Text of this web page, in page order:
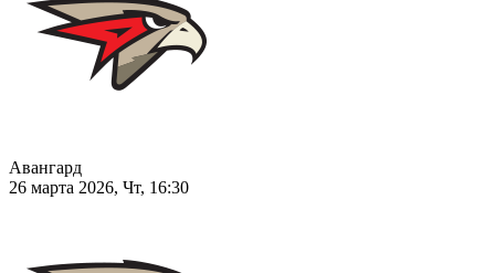
Авангард
26 марта 2026, Чт, 16:30